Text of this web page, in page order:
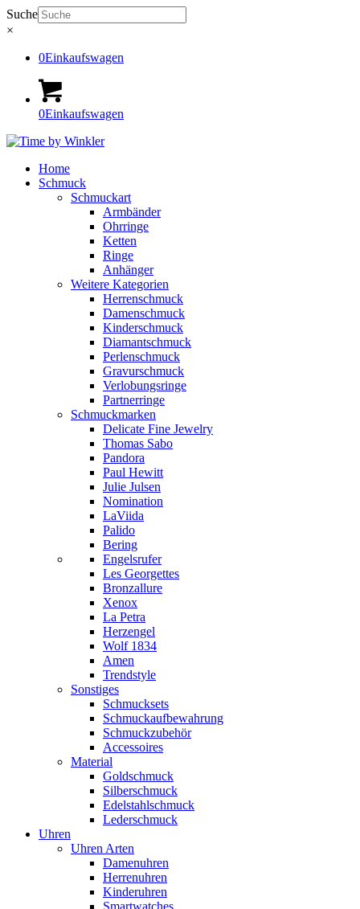
Suche
×
0Einkaufswagen
0Einkaufswagen
Home
Schmuck
Schmuckart
Armbänder
Ohrringe
Ketten
Ringe
Anhänger
Weitere Kategorien
Herrenschmuck
Damenschmuck
Kinderschmuck
Diamantschmuck
Perlenschmuck
Gravurschmuck
Verlobungsringe
Partnerringe
Schmuckmarken
Delicate Fine Jewelry
Thomas Sabo
Pandora
Paul Hewitt
Julie Julsen
Nomination
LaViida
Palido
Bering
Engelsrufer
Les Georgettes
Bronzallure
Xenox
La Petra
Herzengel
Wolf 1834
Amen
Trendstyle
Sonstiges
Schmucksets
Schmuckaufbewahrung
Schmuckzubehör
Accessoires
Material
Goldschmuck
Silberschmuck
Edelstahlschmuck
Lederschmuck
Uhren
Uhren Arten
Damenuhren
Herrenuhren
Kinderuhren
Smartwatches